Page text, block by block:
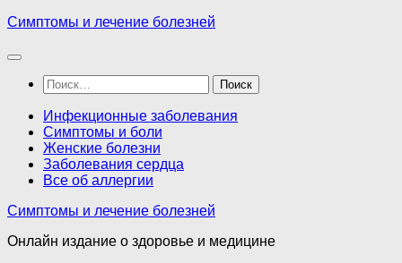
Перейти
содержимому
Симптомы и лечение болезней
Найти:
Инфекционные заболевания
Симптомы и боли
Женские болезни
Заболевания сердца
Все об аллергии
Симптомы и лечение болезней
Онлайн издание о здоровье и медицине